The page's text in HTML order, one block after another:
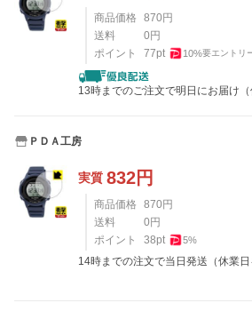
商品価格 870 円
送料
0 円
ポイント
77pt 10%要エントリ
13時までのご注文で明日にお届け（
ＰＤＡ工房
実質 832円
商品価格 870円
送料
0円
ポイント
38pt 5%
14時までの注文で当日発送（休業日